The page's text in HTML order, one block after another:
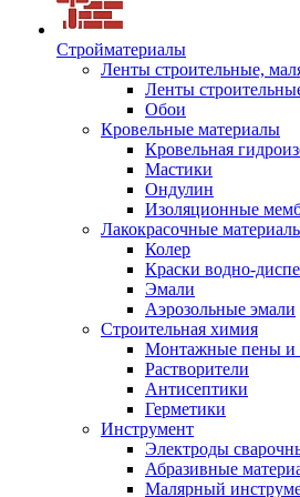
Стройматериалы
Ленты строительные,
Ленты
Обои
Кровельные материалы
Кровельная
Мастики
Ондулин
Изоляционные
Лакокрасочные
Колер
Краски водно-
Эмали
Аэрозольные эмали
Строительная химия
Монтажные пены и
Растворители
Антисептики
Герметики
Инструмент
Электроды
Абразивные
Малярный